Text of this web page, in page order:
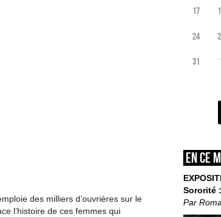
des milliers d’ouvrières sur le
l’histoire de ces femmes qui
17
24
31
En ce
Sororité
Par